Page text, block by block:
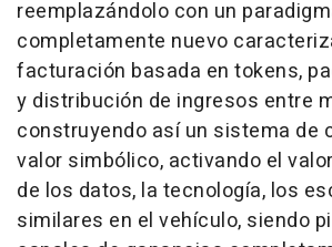
reemplazándolo con un
completamente nuevo
facturación basada en tokens,
y distribución de ingresos entre
construyendo así un sistema de
valor simbólico, activando el
de los datos, la tecnología, los
similares en el vehículo, siendo